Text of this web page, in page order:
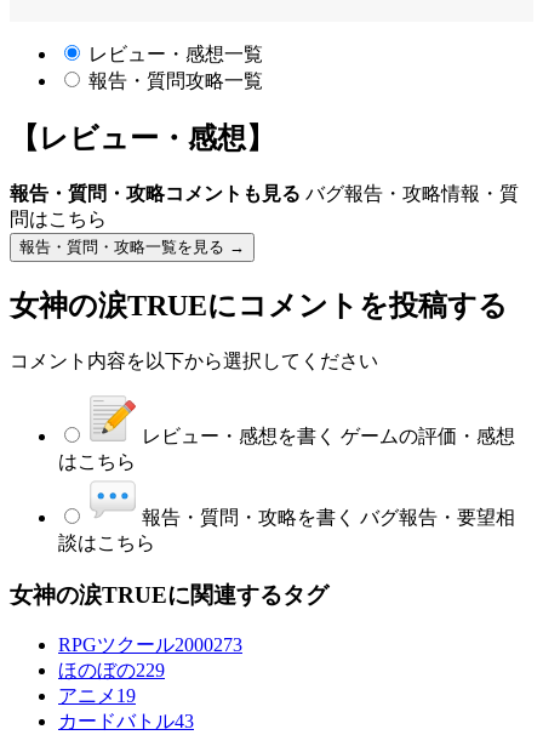
レビュー・感想一覧
報告・質問攻略一覧
【レビュー・感想】
報告・質問・攻略コメントも見る バグ報告・攻略情報・質
問はこちら
報告・質問・攻略一覧を見る →
女神の涙TRUEにコメントを投稿する
コメント内容を以下から選択してください
レビュー・感想を書く ゲームの評価・感想
はこちら
報告・質問・攻略を書く バグ報告・要望相
談はこちら
女神の涙TRUEに関連するタグ
RPGツクール2000273
ほのぼの229
アニメ 19
カードバトル43